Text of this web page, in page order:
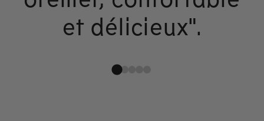
et délicieux".